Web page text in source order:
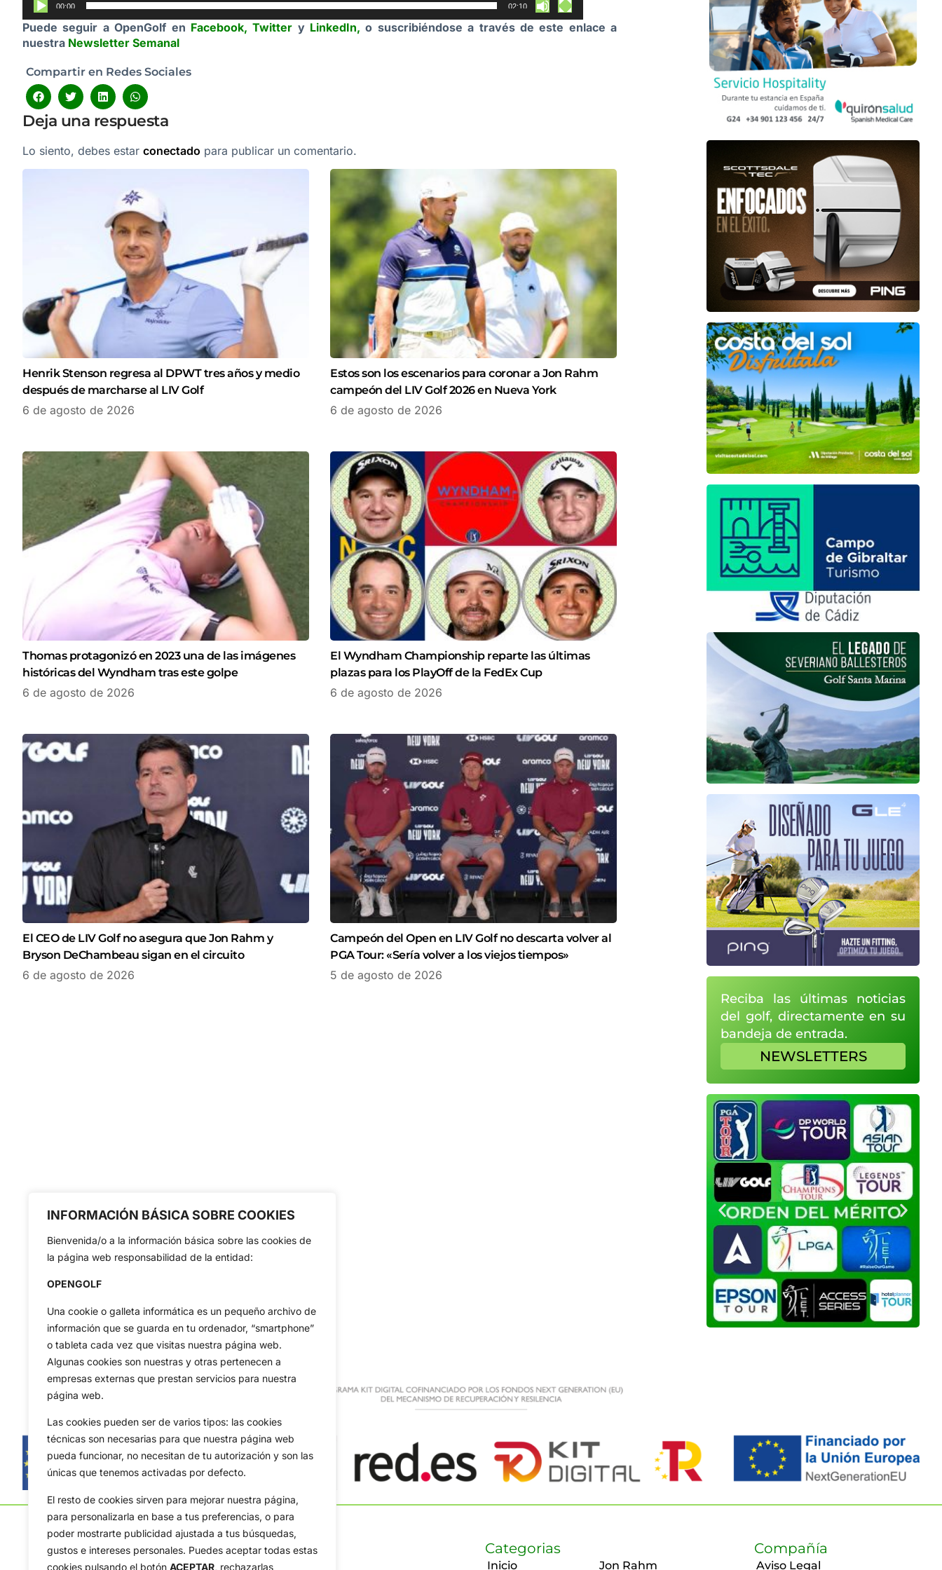
INFORMACIÓN BÁSICA SOBRE COOKIES
Bienvenida/o a la información básica sobre las cookies de
la página web responsabilidad de la entidad:
OPENGOLF
Una cookie o galleta informática es un pequeño archivo de
información que se guarda en tu ordenador, “smartphone”
o tableta cada vez que visitas nuestra página web.
Algunas cookies son nuestras y otras pertenecen a
empresas externas que prestan servicios para nuestra
página web.
Las cookies pueden ser de varios tipos: las cookies
técnicas son necesarias para que nuestra página web
pueda funcionar, no necesitan de tu autorización y son las
únicas que tenemos activadas por defecto.
El resto de cookies sirven para mejorar nuestra página,
para personalizarla en base a tus preferencias, o para
poder mostrarte publicidad ajustada a tus búsquedas,
gustos e intereses personales. Puedes aceptar todas estas
cookies pulsando el botón ACEPTAR, rechazarlas
00:00 02:10
Puede seguir a OpenGolf en Facebook, Twitter y LinkedIn, o suscribiéndose a través de este enlace a
nuestra Newsletter Semanal
Compartir en Redes Sociales
Deja una respuesta
Lo siento, debes estar conectado para publicar un comentario.
Henrik Stenson regresa al DPWT tres años y medio
después de marcharse al LIV Golf
6 de agosto de 2026
Estos son los escenarios para coronar a Jon Rahm
campeón del LIV Golf 2026 en Nueva York
6 de agosto de 2026
Thomas protagonizó en 2023 una de las imágenes
históricas del Wyndham tras este golpe
6 de agosto de 2026
El Wyndham Championship reparte las últimas
plazas para los PlayOff de la FedEx Cup
6 de agosto de 2026
El CEO de LIV Golf no asegura que Jon Rahm y
Bryson DeChambeau sigan en el circuito
6 de agosto de 2026
Campeón del Open en LIV Golf no descarta volver al
PGA Tour: «Sería volver a los viejos tiempos»
5 de agosto de 2026
Reciba las últimas noticias
del golf, directamente en su
bandeja de entrada.
NEWSLETTERS
Categorias
Inicio Jon Rahm
Compañía
Aviso Legal